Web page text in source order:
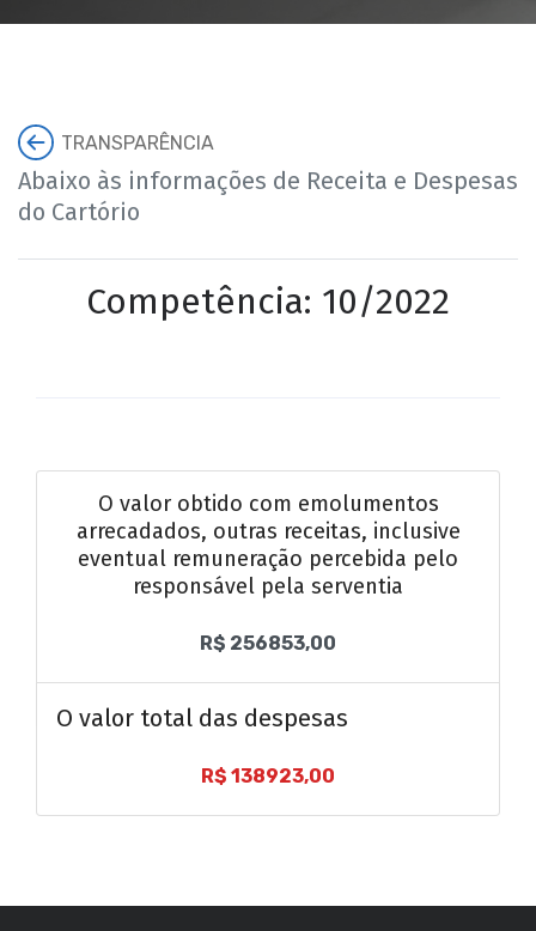
TRANSPARÊNCIA
Abaixo às informações de Receita e Despesas
do Cartório
Competência: 10/2022
O valor obtido com emolumentos
arrecadados, outras receitas, inclusive
eventual remuneração percebida pelo
responsável pela serventia
R$ 256853,00
O valor total das despesas
R$ 138923,00